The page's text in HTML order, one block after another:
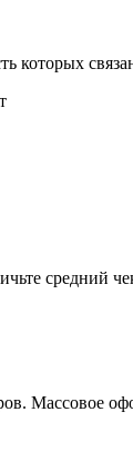
которых
средний
Массовое